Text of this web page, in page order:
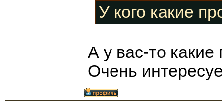
У кого какие
А у вас-то
Очень